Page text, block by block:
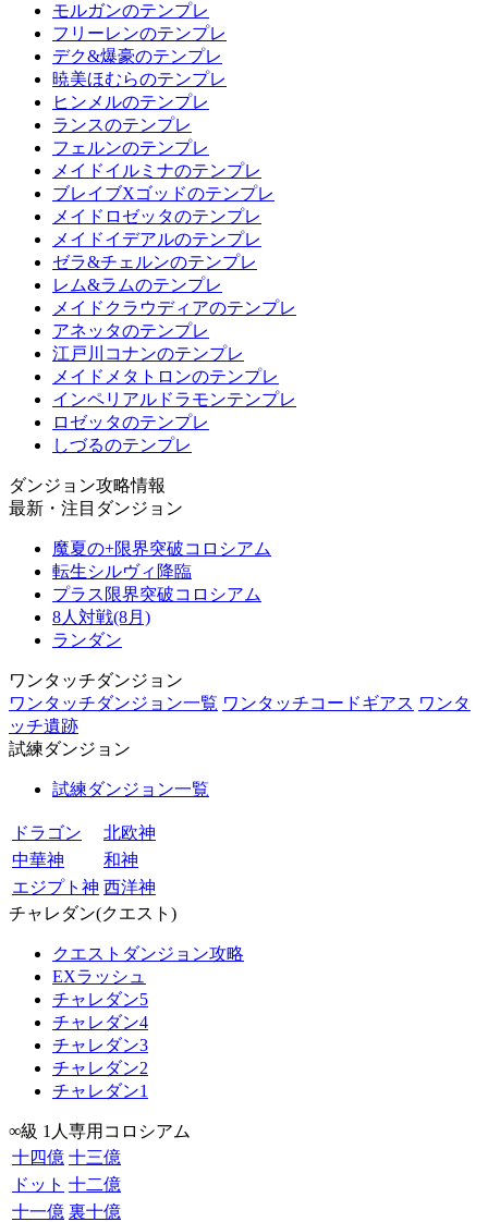
モルガンのテンプレ
フリーレンのテンプレ
デク&爆豪のテンプレ
暁美ほむらのテンプレ
ヒンメルのテンプレ
ランスのテンプレ
フェルンのテンプレ
メイドイルミナのテンプレ
ブレイブXゴッドのテンプレ
メイドロゼッタのテンプレ
メイドイデアルのテンプレ
ゼラ&チェルンのテンプレ
レム&ラムのテンプレ
メイドクラウディアのテンプレ
アネッタのテンプレ
江戸川コナンのテンプレ
メイドメタトロンのテンプレ
インペリアルドラモンテンプレ
ロゼッタのテンプレ
しづるのテンプレ
ダンジョン攻略情報
最新・注目ダンジョン
魔夏の+限界突破コロシアム
転生シルヴィ降臨
プラス限界突破コロシアム
8人対戦(8月)
ランダン
ワンタッチダンジョン
ワンタッチダンジョン一覧 ワンタッチコードギアス ワンタ
ッチ遺跡
試練ダンジョン
試練ダンジョン一覧
ドラゴン
北欧神
中華神
和神
エジプト神 西洋神
チャレダン(クエスト)
クエストダンジョン攻略
EXラッシュ
チャレダン5
チャレダン4
チャレダン3
チャレダン2
チャレダン1
∞級 1人専用コロシアム
十四億 十三億
ドット 十二億
十一億 裏十億